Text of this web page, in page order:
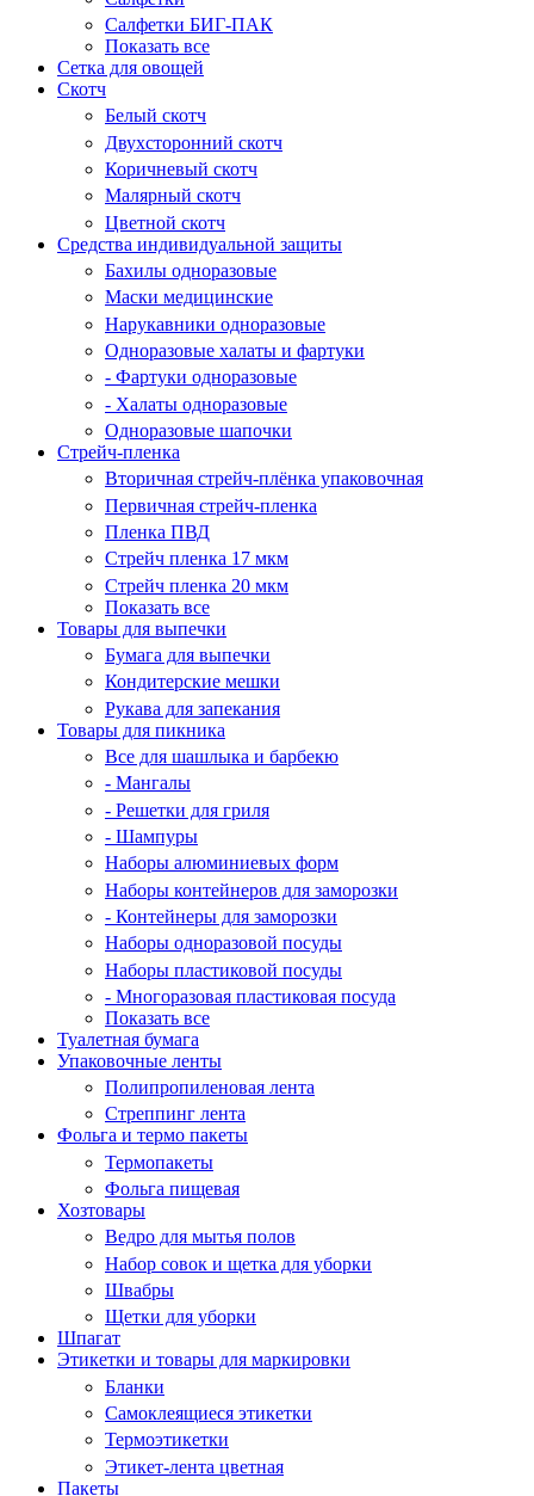
Салфетки БИГ-ПАК
Показать все
Сетка для овощей
Скотч
Белый скотч
Двухсторонний скотч
Коричневый скотч
Малярный скотч
Цветной скотч
Средства индивидуальной защиты
Бахилы одноразовые
Маски медицинские
Нарукавники одноразовые
Одноразовые халаты и фартуки
- Фартуки одноразовые
- Халаты одноразовые
Одноразовые шапочки
Стрейч-пленка
Вторичная стрейч-плёнка упаковочная
Первичная стрейч-пленка
Пленка ПВД
Стрейч пленка 17 мкм
Стрейч пленка 20 мкм
Показать все
Товары для выпечки
Бумага для выпечки
Кондитерские мешки
Рукава для запекания
Товары для пикника
Все для шашлыка и барбекю
- Мангалы
- Решетки для гриля
- Шампуры
Наборы алюминиевых форм
Наборы контейнеров для заморозки
- Контейнеры для заморозки
Наборы одноразовой посуды
Наборы пластиковой посуды
- Многоразовая пластиковая посуда
Показать все
Туалетная бумага
Упаковочные ленты
Полипропиленовая лента
Стреппинг лента
Фольга и термо пакеты
Термопакеты
Фольга пищевая
Хозтовары
Ведро для мытья полов
Набор совок и щетка для уборки
Швабры
Щетки для уборки
Шпагат
Этикетки и товары для маркировки
Бланки
Самоклеящиеся этикетки
Термоэтикетки
Этикет-лента цветная
Пакеты